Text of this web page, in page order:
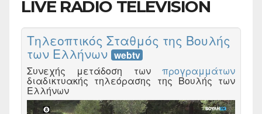
LIVE RADIO TELEVISION